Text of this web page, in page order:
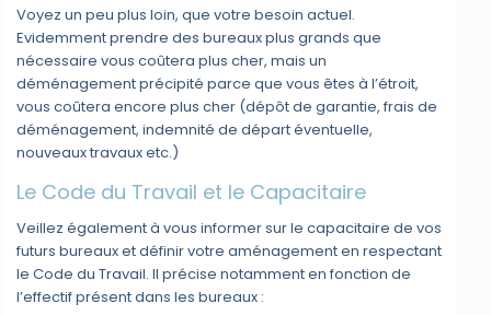
Voyez un peu plus loin, que votre besoin actuel.
Evidemment prendre des bureaux plus grands que
nécessaire vous coûtera plus cher, mais un
déménagement précipité parce que vous êtes à l’étroit,
vous coûtera encore plus cher (dépôt de garantie, frais de
déménagement, indemnité de départ éventuelle,
nouveaux travaux etc.)
Le Code du Travail et le Capacitaire
Veillez également à vous informer sur le capacitaire de vos
futurs bureaux et définir votre aménagement en respectant
le Code du Travail. Il précise notamment en fonction de
l’effectif présent dans les bureaux :